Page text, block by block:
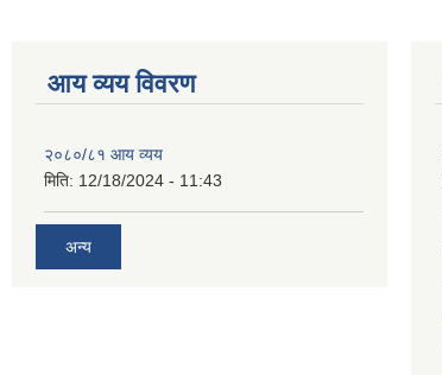
आय व्यय विवरण
२०८०/८१ आय व्यय
मिति: 12/18/2024 - 11:43
अन्य